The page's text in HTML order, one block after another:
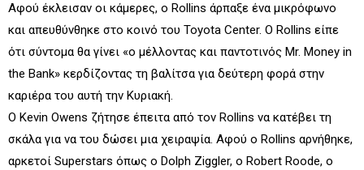
Αφού έκλεισαν οι κάμερες, ο Rollins άρπαξε ένα μικρόφωνο
και απευθύνθηκε στο κοινό του Toyota Center. Ο Rollins είπε
ότι σύντομα θα γίνει «ο μέλλοντας και παντοτινός Mr. Money in
the Bank» κερδίζοντας τη βαλίτσα για δεύτερη φορά στην
καριέρα του αυτή την Κυριακή.
Ο Kevin Owens ζήτησε έπειτα από τον Rollins να κατέβει τη
σκάλα για να του δώσει μια χειραψία. Αφού ο Rollins αρνήθηκε,
αρκετοί Superstars όπως ο Dolph Ziggler, ο Robert Roode, ο